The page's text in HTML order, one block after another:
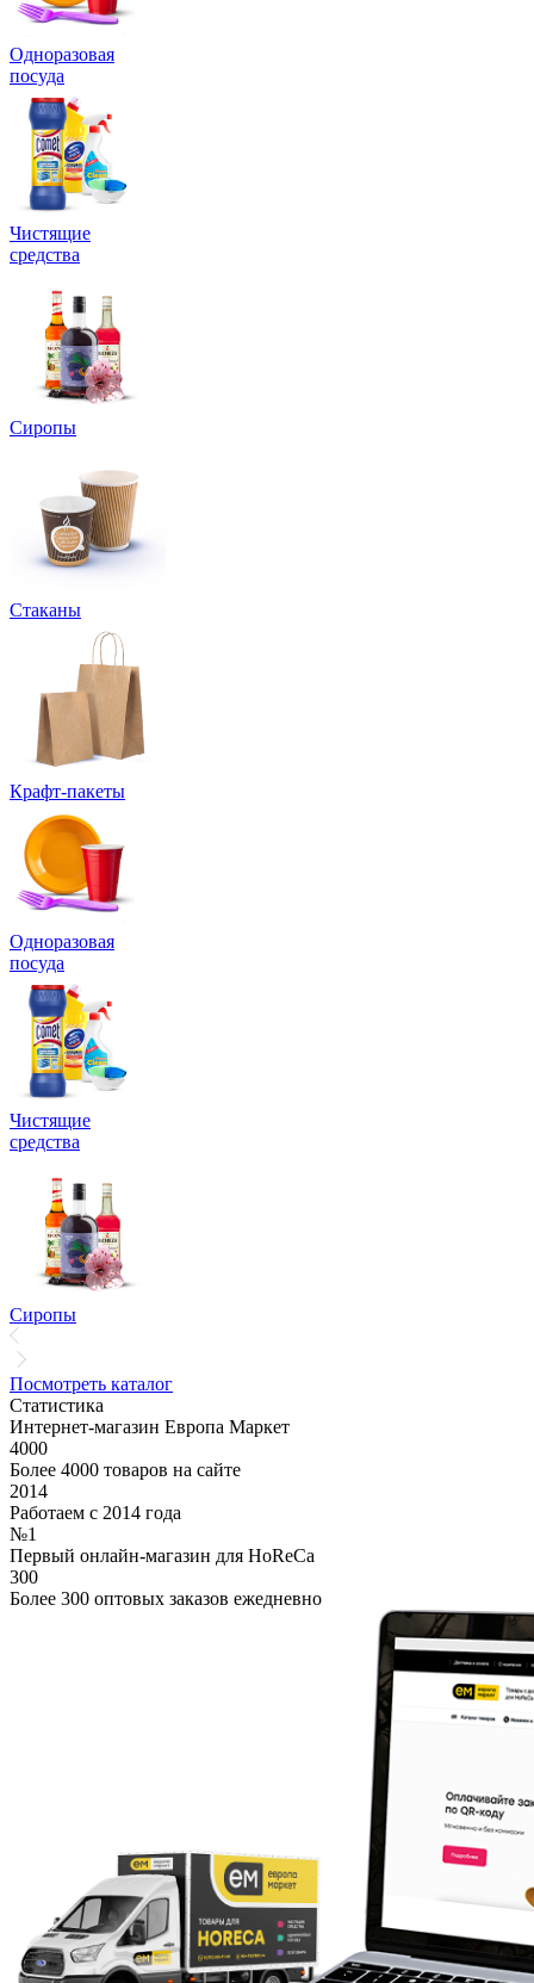
Одноразовая
посуда
Чистящие
средства
Сиропы
Стаканы
Крафт-пакеты
Одноразовая
посуда
Чистящие
средства
Сиропы
Посмотреть каталог
Статистика
Интернет-магазин Европа Маркет
4000
Более 4000 товаров на сайте
2014
Работаем с 2014 года
№1
Первый онлайн-магазин для HoReCa
300
Более 300 оптовых заказов ежедневно